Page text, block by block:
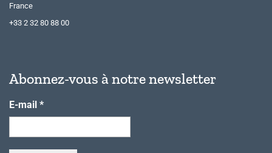
France
+33 2 32 80 88 00
Abonnez-vous à notre newsletter
E-mail *